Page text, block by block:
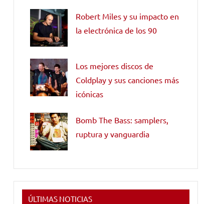
Robert Miles y su impacto en
la electrónica de los 90
Los mejores discos de
Coldplay y sus canciones más
icónicas
Bomb The Bass: samplers,
ruptura y vanguardia
ÚLTIMAS NOTICIAS